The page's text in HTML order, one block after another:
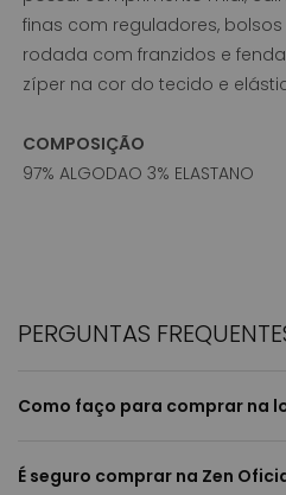
finas com reguladores,
rodada com franzidos e
zíper na cor do tecido e
COMPOSIÇÃO
97% ALGODAO 3% ELASTANO
PERGUNTAS
Como faço para comprar na
É seguro comprar na Zen